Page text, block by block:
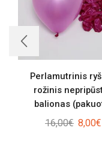
Perlamutrinis
rožinis
balionas
16,00€ Original
8,00€